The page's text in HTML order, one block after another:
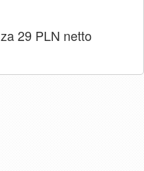
za 29 PLN netto